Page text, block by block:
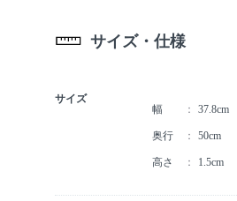
サイズ・仕様
サイズ
幅
37.8cm
奥行 50cm
高さ 1.5cm